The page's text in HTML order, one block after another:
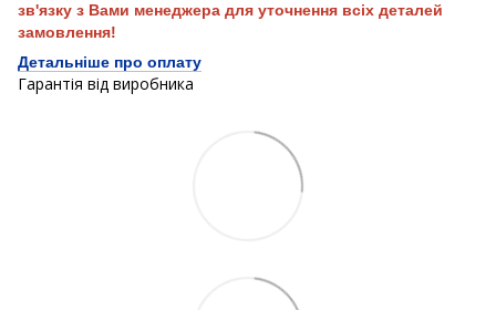
зв'язку з Вами менеджера для уточнення всіх деталей
замовлення!
Детальніше про оплату
Гарантія від виробника